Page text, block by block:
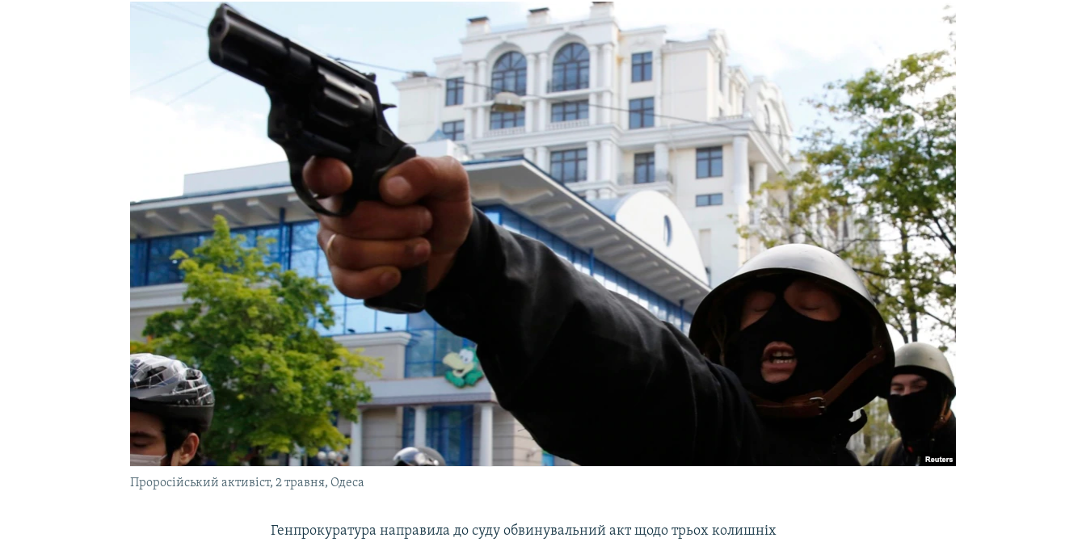
Проросійський активіст, 2 травня, Одеса
Генпрокуратура направила до суду обвинувальний акт щодо трьох колишніх